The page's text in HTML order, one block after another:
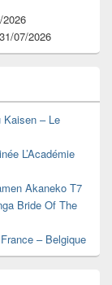
2026
31/07/2026
Kaisen – Le
L’Académie
Akaneko T7
Bride Of The
– Belgique